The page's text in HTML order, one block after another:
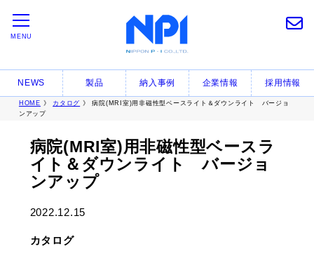
MENU
NEWS 製品 納入事例 企業情報 採用情報
HOME 》 カタログ 》 病院(MRI室)用非磁性型ベースライト＆ダウンライト バージョ
ンアップ
病院(MRI室)用非磁性型ベースラ
イト＆ダウンライト バージョ
ンアップ
2022.12.15
カタログ